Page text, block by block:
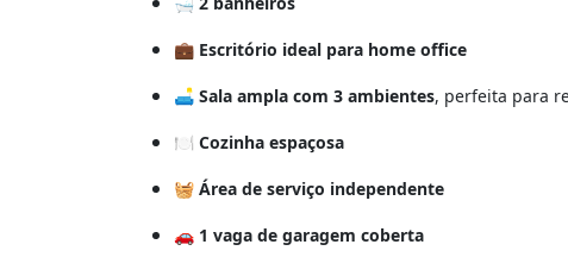
💼 Escritório ideal para home office
🛋️ Sala ampla com 3 ambientes, perfeita para
🍽️ Cozinha espaçosa
🧺 Área de serviço independente
🚗 1 vaga de garagem coberta